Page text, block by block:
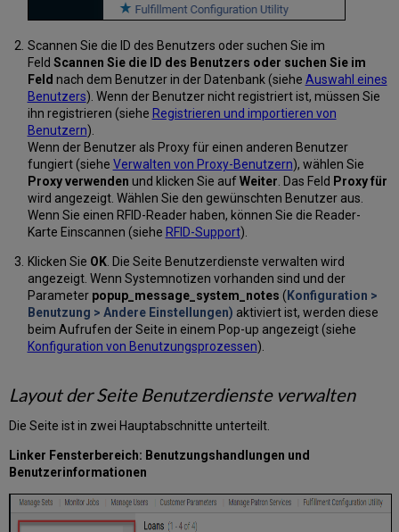
Bestellungen
Gebühren
verwalten
Verwalten
von
Benutzerinformationen
Arbeiten
mit
Benutzungsnetzwerken
Benutzungs-
Netzwerkaktivitäten
anzeigen
von
anderen
Institutionen
scannen
Vom
Social
trennen
Timeout
Datensätze
exportieren
Benutzer
verwalten
Scannen Sie die ID des Benutzers oder suchen Sie im
Feld Scannen Sie die ID des Benutzers oder suchen Sie im
Feld nach dem Benutzer in der Datenbank (siehe Auswahl eines
Benutzers). Wenn der Benutzer nicht registriert ist, müssen Sie
ihn registrieren (siehe Registrieren und importieren von
Benutzern).
Wenn der Benutzer als Proxy für einen anderen Benutzer
fungiert (siehe Verwalten von Proxy-Benutzern), wählen Sie
Proxy verwenden und klicken Sie aufWeiter . Das Feld Proxy für
wird angezeigt. Wählen Sie den gewünschten Benutzer aus.
Wenn Sie einen RFID-Reader haben, können Sie die Reader-
Karte Einscannen (siehe RFID-Support).
Klicken Sie OK. Die Seite Benutzerdienste verwalten wird
angezeigt. Wenn Systemnotizen vorhanden sind und der
Parameter popup_message_system_notes ( Konfiguration >
Benutzung > Andere Einstellungen) aktiviert ist, werden diese
beim Aufrufen der Seite in einem Pop-up angezeigt (siehe
Konfiguration von Benutzungsprozessen).
Layout der Seite Benutzerdienste verwalten
Die Seite ist in zwei Hauptabschnitte unterteilt.
Linker Fensterbereich: Benutzungshandlungen und
Benutzerinformationen